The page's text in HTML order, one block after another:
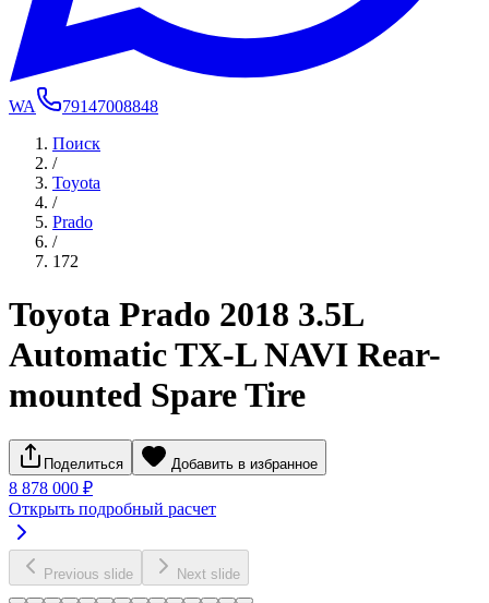
WA
79147008848
Поиск
/
Toyota
/
Prado
/
172
Toyota Prado 2018 3.5L
Automatic TX-L NAVI Rear-
mounted Spare Tire
Поделиться Добавить в избранное
8 878 000 ₽
Открыть подробный расчет
Previous slide Next slide